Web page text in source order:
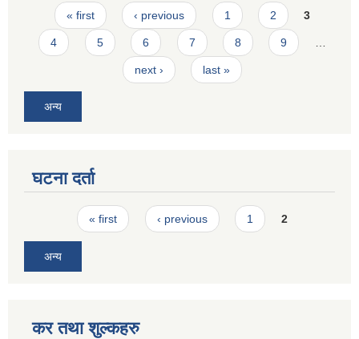
Pages
« first ‹ previous 1 2 3
4 5 6 7 8 9
next › last »
अन्य
घटना दर्ता
Pages« first ‹ previous 1 2
अन्य
कर तथा शुल्कहरु